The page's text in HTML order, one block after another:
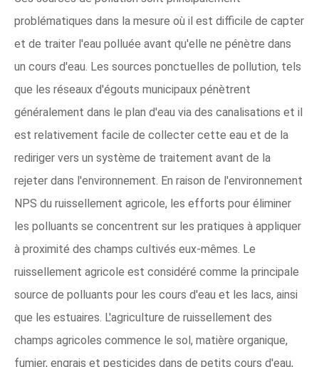
problématiques dans la mesure où il est difficile de capter
et de traiter l'eau polluée avant qu'elle ne pénètre dans
un cours d'eau. Les sources ponctuelles de pollution, tels
que les réseaux d'égouts municipaux pénètrent
généralement dans le plan d'eau via des canalisations et il
est relativement facile de collecter cette eau et de la
rediriger vers un système de traitement avant de la
rejeter dans l'environnement. En raison de l'environnement
NPS du ruissellement agricole, les efforts pour éliminer
les polluants se concentrent sur les pratiques à appliquer
à proximité des champs cultivés eux-mêmes. Le
ruissellement agricole est considéré comme la principale
source de polluants pour les cours d'eau et les lacs, ainsi
que les estuaires. L'agriculture de ruissellement des
champs agricoles commence le sol, matière organique,
fumier, engrais et pesticides dans de petits cours d'eau,